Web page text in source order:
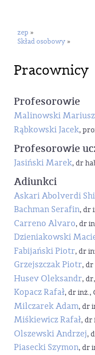
zep »
Skład osobowy »
Pracownicy
Profesorowie
Malinowski Mariusz
Rąbkowski Jacek,
Profesorowie
Jasiński Marek, dr
Adiunkci
Askari Abolverdi
Bachman Serafin, dr
Carreno Alvaro, dr
Dzieniakowski
Fabijański Piotr, dr
Grzejszczak Piotr, dr
Husev Oleksandr,
Kopacz Rafał, dr inż.,
Milczarek Adam, dr
Miśkiewicz Rafał, dr
Olszewski Andrzej,
Piasecki Szymon, dr